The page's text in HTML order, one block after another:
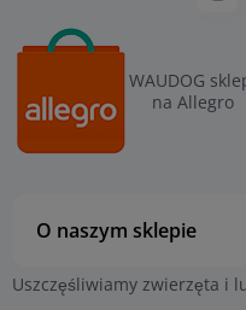
WAUDOG
na Allegro
O naszym sklepie
Uszczęśliwiamy zwierzęta i